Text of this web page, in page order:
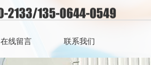
在线留言 联系我们